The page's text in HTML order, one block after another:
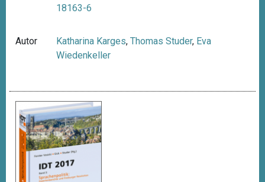
18163-6
Autor Katharina Karges,Thomas Studer, Eva
Wiedenkeller